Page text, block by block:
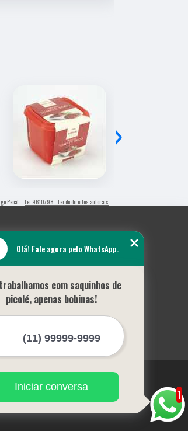
›
Penal – Lei 9610/98 - Lei de direitos autorais
1
Olá! Fale agora pelo WhatsApp.
com saquinhos de
picolé, apenas bobinas!
Iniciar conversa